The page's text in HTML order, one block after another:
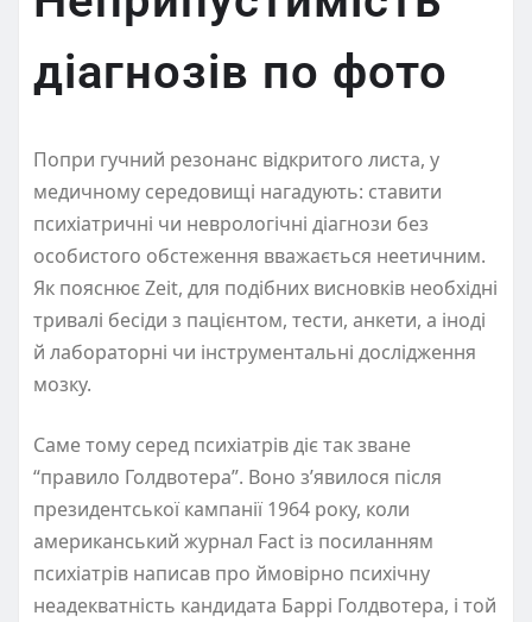
діагнозів по фото
Попри гучний резонанс відкритого листа, у
медичному середовищі нагадують: ставити
психіатричні чи неврологічні діагнози без
особистого обстеження вважається неетичним.
Як пояснює Zeit, для подібних висновків необхідні
тривалі бесіди з пацієнтом, тести, анкети, а іноді
й лабораторні чи інструментальні дослідження
мозку.
Саме тому серед психіатрів діє так зване
“правило Голдвотера”. Воно з’явилося після
президентської кампанії 1964 року, коли
американський журнал Fact із посиланням
психіатрів написав про ймовірно психічну
неадекватність кандидата Баррі Голдвотера, і той